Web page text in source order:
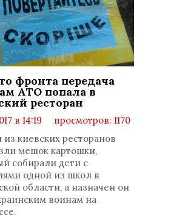
фронта передача
АТО попала в
ресторан
в 14:19
просмотров: 1170
из киевских ресторанов
мешок картошки,
собирали дети с
одной из школ в
области, а назначен он
воинам на